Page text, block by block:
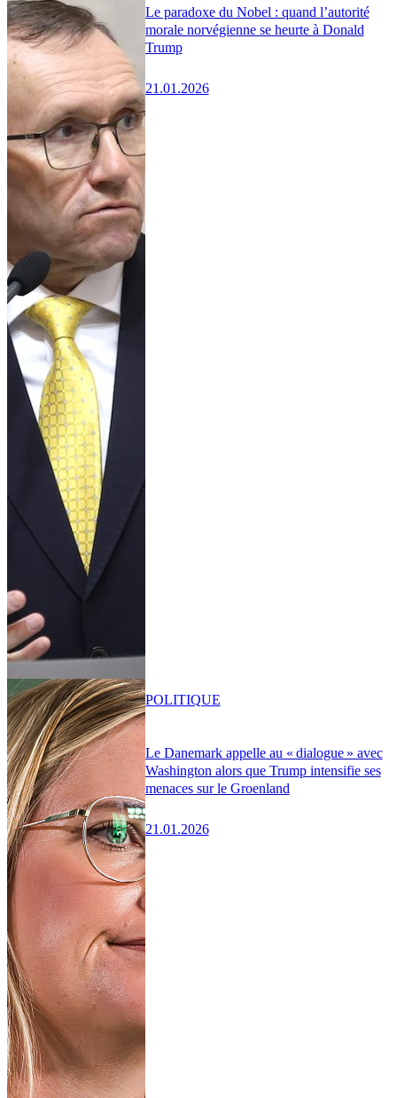
Le paradoxe du Nobel : quand l’autorité
morale norvégienne se heurte à Donald
Trump
21.01.2026
Le Danemark appelle au « dialogue » avec
Washington alors que Trump intensifie ses
menaces sur le Groenland
21.01.2026
POLITIQUE